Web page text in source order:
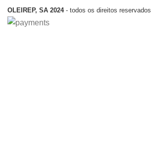
OLEIREP, SA 2024 - todos os direitos reservados.